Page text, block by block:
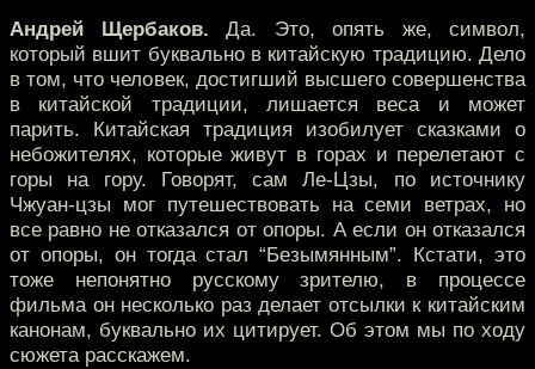
Андрей Щербаков. Да. Это, опять же, символ,
который вшит буквально в китайскую традицию. Дело
в том, что человек, достигший высшего совершенства
в китайской традиции, лишается веса и может
парить. Китайская традиция изобилует сказками о
небожителях, которые живут в горах и перелетают с
горы на гору. Говорят, сам Ле-Цзы, по источнику
Чжуан-цзы мог путешествовать на семи ветрах, но
все равно не отказался от опоры. А если он отказался
от опоры, он тогда стал “Безымянным”. Кстати, это
тоже непонятно русскому зрителю, в процессе
фильма он несколько раз делает отсылки к китайским
канонам, буквально их цитирует. Об этом мы по ходу
сюжета расскажем.